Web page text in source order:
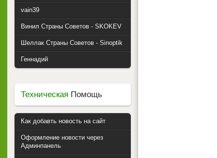
vain39
Винил Страны Советов - SKOKEV
Шеллак Страны Советов - Sinoptik
Геннадий
Техническая Помощь
Как добавть новость на сайт
Оформление новости через
Админпанель